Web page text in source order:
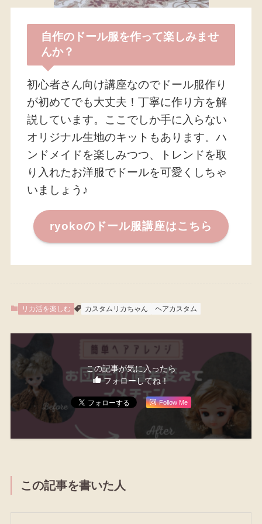
自作のドール服を作って楽しみませ
んか？
初心者さん向け講座なのでドール服作り
が初めてでも大丈夫！丁寧に作り方を解
説しています。ここでしか手に入らない
オリジナル生地のキットもあります。ハ
ンドメイドを楽しみつつ、トレンドを取
り入れたお洋服でドールを可愛くしちゃ
いましょう♪
ryokoのドール服講座はこちら
リカ活を楽しむ カスタムリカちゃん ヘアカスタム
この記事が気に入ったら
フォローしてね！
Follow Me
この記事を書いた人